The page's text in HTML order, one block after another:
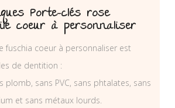
Porte-clés rose
coeur à personnaliser
fuschia coeur à personnaliser est
de dentition :
plomb, sans PVC, sans phtalates, sans
et sans métaux lourds.